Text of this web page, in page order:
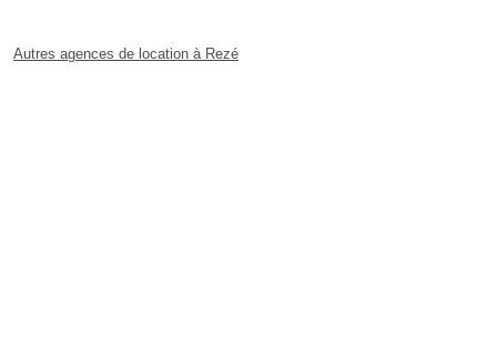
Autres agences de location à Rezé